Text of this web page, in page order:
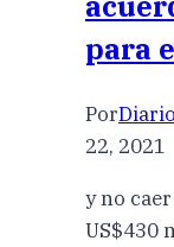
para
Por
22, 2021
y no
US$430